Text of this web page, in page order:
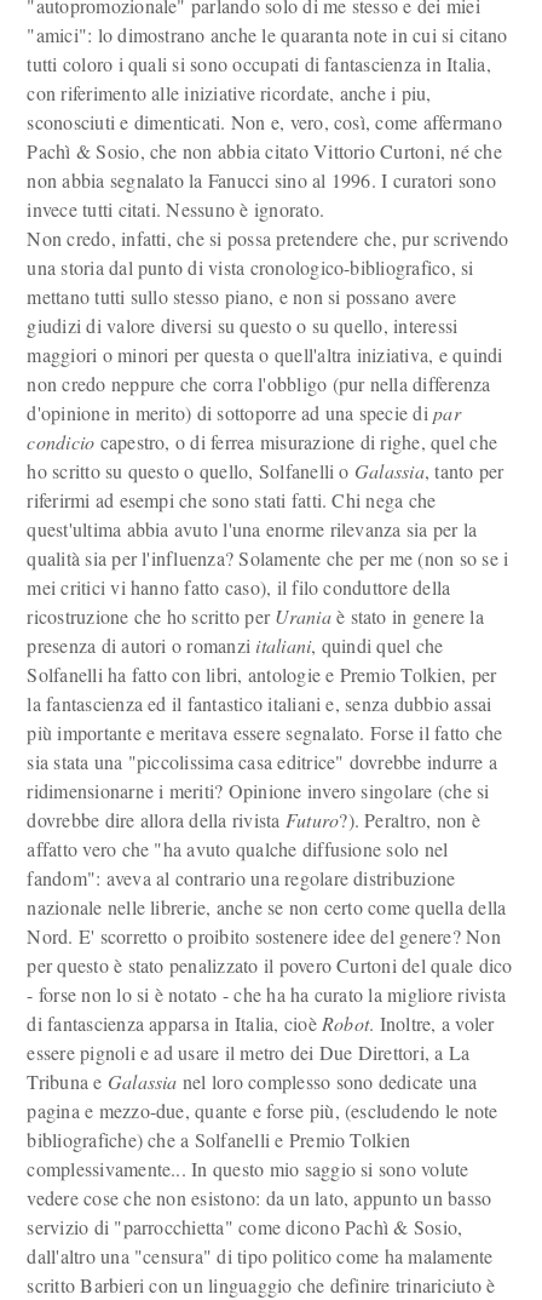
"autopromozionale" parlando solo di me stesso e dei miei
"amici": lo dimostrano anche le quaranta note in cui si citano
tutti coloro i quali si sono occupati di fantascienza in Italia,
con riferimento alle iniziative ricordate, anche i piu,
sconosciuti e dimenticati. Non e, vero, così, come affermano
Pachì & Sosio, che non abbia citato Vittorio Curtoni, né che
non abbia segnalato la Fanucci sino al 1996. I curatori sono
invece tutti citati. Nessuno è ignorato.
Non credo, infatti, che si possa pretendere che, pur scrivendo
una storia dal punto di vista cronologico-bibliografico, si
mettano tutti sullo stesso piano, e non si possano avere
giudizi di valore diversi su questo o su quello, interessi
maggiori o minori per questa o quell'altra iniziativa, e quindi
non credo neppure che corra l'obbligo (pur nella differenza
d'opinione in merito) di sottoporre ad una specie dipar
condicio capestro, o di ferrea misurazione di righe, quel che
ho scritto su questo o quello, Solfanelli o Galassia, tanto per
riferirmi ad esempi che sono stati fatti. Chi nega che
quest'ultima abbia avuto l'una enorme rilevanza sia per la
qualità sia per l'influenza? Solamente che per me (non so se i
mei critici vi hanno fatto caso), il filo conduttore della
ricostruzione che ho scritto perUraniaè stato in genere la
presenza di autori o romanzi italiani, quindi quel che
Solfanelli ha fatto con libri, antologie e Premio Tolkien, per
la fantascienza ed il fantastico italiani e, senza dubbio assai
più importante e meritava essere segnalato. Forse il fatto che
sia stata una "piccolissima casa editrice" dovrebbe indurre a
ridimensionarne i meriti? Opinione invero singolare (che si
dovrebbe dire allora della rivista Futuro?). Peraltro, non è
affatto vero che "ha avuto qualche diffusione solo nel
fandom": aveva al contrario una regolare distribuzione
nazionale nelle librerie, anche se non certo come quella della
Nord. E' scorretto o proibito sostenere idee del genere? Non
per questo è stato penalizzato il povero Curtoni del quale dico
- forse non lo si è notato - che ha ha curato la migliore rivista
di fantascienza apparsa in Italia, cioè Robot. Inoltre, a voler
essere pignoli e ad usare il metro dei Due Direttori, a La
Tribuna e Galassia nel loro complesso sono dedicate una
pagina e mezzo-due, quante e forse più, (escludendo le note
bibliografiche) che a Solfanelli e Premio Tolkien
complessivamente... In questo mio saggio si sono volute
vedere cose che non esistono: da un lato, appunto un basso
servizio di "parrocchietta" come dicono Pachì & Sosio,
dall'altro una "censura" di tipo politico come ha malamente
scritto Barbieri con un linguaggio che definire trinariciuto è